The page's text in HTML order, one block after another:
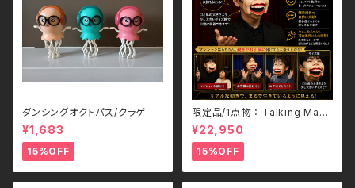
ダンシングオクトパス/クラゲ
¥1,683
15%OFF
限定品/1点物 ： Talking Mas
k/トーキングマスク
¥22,950
15%OFF